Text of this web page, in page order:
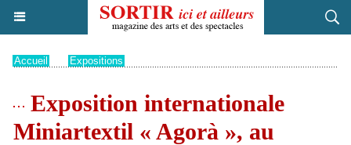
Accueil Expositions
Exposition internationale
Miniartextil « Agorà », au